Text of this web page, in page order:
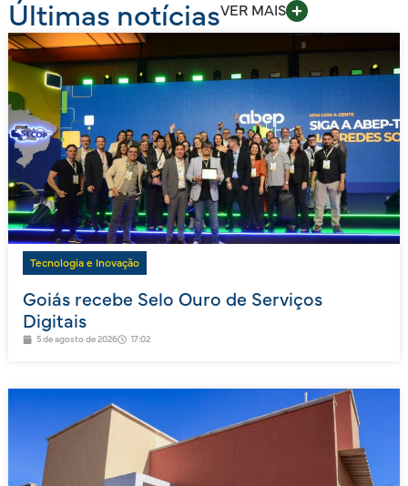
Últimas notíciasVER MAIS
Tecnologia e Inovação
Goiás recebe Selo Ouro de Serviços
Digitais
5 de agosto de 2026 17:02